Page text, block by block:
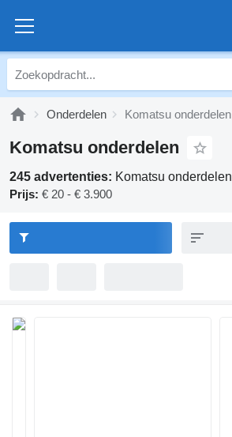
Onderdelen Komatsu onderdelen
Komatsu onderdelen
245 advertenties: Komatsu onderdelen
Prijs: € 20 - € 3.900